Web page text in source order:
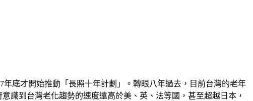
年底才開始推動「長照十年計劃」。轉眼八年過去，目前台灣的老年
識到台灣老化趨勢的速度遠高於美、英、法等國，甚至超越日本，